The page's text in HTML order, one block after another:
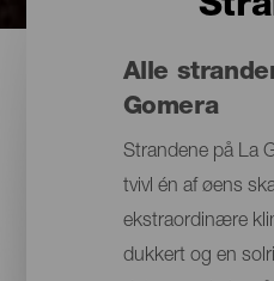
Alle
Gomera
Strandene på La
tvivl én af øens
ekstraordinære
dukkert og en